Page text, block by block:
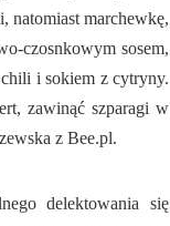
natomiast marchewkę,
czosnkowym sosem,
i sokiem z cytryny.
zawinąć szparagi w
z Bee.pl.
delektowania się